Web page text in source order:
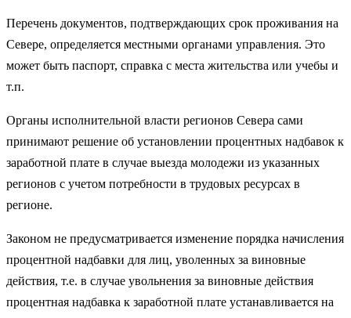
Перечень документов, подтверждающих срок проживания на
Севере, определяется местными органами управления. Это
может быть паспорт, справка с места жительства или учебы и
т.п.
Органы исполнительной власти регионов Севера сами
принимают решение об установлении процентных надбавок к
заработной плате в случае выезда молодежи из указанных
регионов с учетом потребности в трудовых ресурсах в
регионе.
Законом не предусматривается изменение порядка начисления
процентной надбавки для лиц, уволенных за виновные
действия, т.е. в случае увольнения за виновные действия
процентная надбавка к заработной плате устанавливается на